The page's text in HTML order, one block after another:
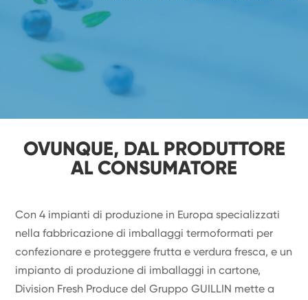
OVUNQUE, DAL PRODUTTORE
AL CONSUMATORE
Con 4 impianti di produzione in Europa specializzati
nella fabbricazione di imballaggi termoformati per
confezionare e proteggere frutta e verdura fresca, e un
impianto di produzione di imballaggi in cartone,
Division Fresh Produce del Gruppo GUILLIN mette a